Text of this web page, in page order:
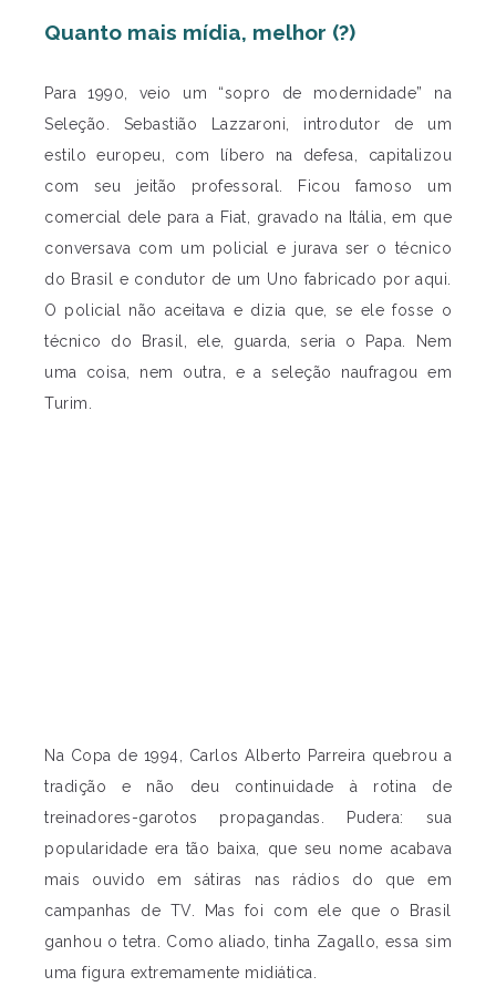
Quanto mais mídia, melhor (?)
Para 1990, veio um “sopro de modernidade” na
Seleção. Sebastião Lazzaroni, introdutor de um
estilo europeu, com líbero na defesa, capitalizou
com seu jeitão professoral. Ficou famoso um
comercial dele para a Fiat, gravado na Itália, em que
conversava com um policial e jurava ser o técnico
do Brasil e condutor de um Uno fabricado por aqui.
O policial não aceitava e dizia que, se ele fosse o
técnico do Brasil, ele, guarda, seria o Papa. Nem
uma coisa, nem outra, e a seleção naufragou em
Turim.
Na Copa de 1994, Carlos Alberto Parreira quebrou a
tradição e não deu continuidade à rotina de
treinadores-garotos propagandas. Pudera: sua
popularidade era tão baixa, que seu nome acabava
mais ouvido em sátiras nas rádios do que em
campanhas de TV. Mas foi com ele que o Brasil
ganhou o tetra. Como aliado, tinha Zagallo, essa sim
uma figura extremamente midiática.